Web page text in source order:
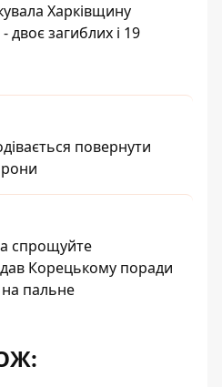
Харківщину
загиблих і 19
повернути
спрощуйте
Корецькому поради
пальне